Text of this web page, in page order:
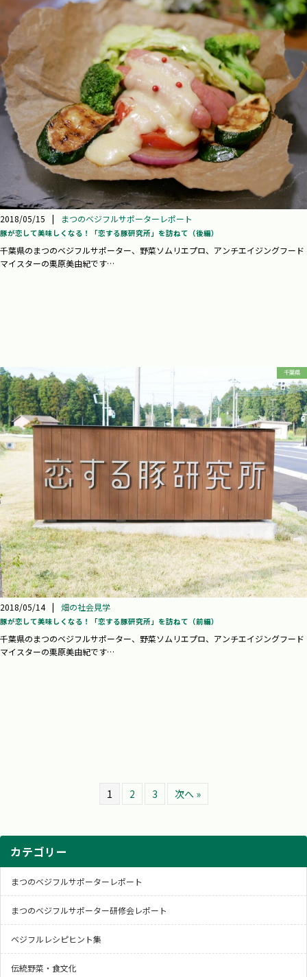
2018/05/15 | まつのベジフルサポーターレポート
豚が恋して美味しくなる！「恋する豚研究所」を訪ねて（後編）
千葉県のまつのベジフルサポーター、野菜ソムリエプロ、アンチエイジングフード
マイスターの栗原美由紀です…
千葉県
2018/05/14 | 畑の社会見学
豚が恋して美味しくなる！「恋する豚研究所」を訪ねて（前編）
千葉県のまつのベジフルサポーター、野菜ソムリエプロ、アンチエイジングフード
マイスターの栗原美由紀です…
1 2 3 次へ »
カテゴリー
まつのベジフルサポーターレポート
まつのベジフルサポーター研修会レポート
ベジフルレシピヒント集
伝統野菜・食文化